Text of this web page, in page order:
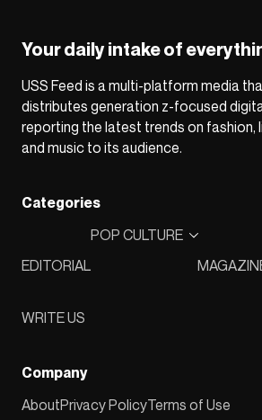
Your daily intake of
USS Feed is a multi-platform media
distributes generation z-focused
reporting the latest trends on fashion,
and music to its audience.
Categories
EDITORIAL
POP CULTURE
WRITE US
Company
AboutPrivacy PolicyTerms of Use